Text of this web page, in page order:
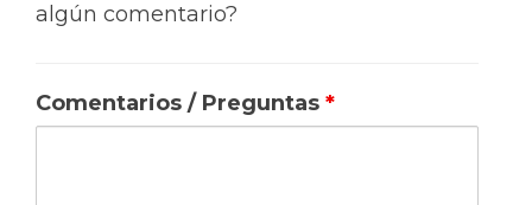
algún comentario?
Comentarios / Preguntas *